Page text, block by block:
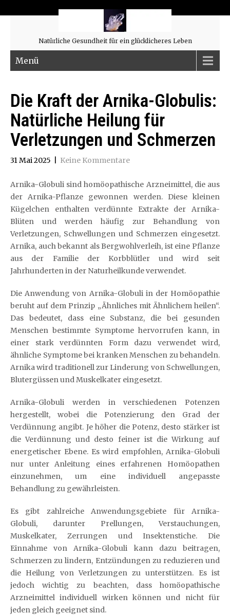
Natürliche Gesundheit für ein glücklicheres Leben
Menü
Die Kraft der Arnika-Globulis:
Natürliche Heilung für
Verletzungen und Schmerzen
31 Mai 2025 Keine Kommentare
Arnika-Globuli sind homöopathische Arzneimittel, die aus
der Arnika-Pflanze gewonnen werden. Diese kleinen
Kügelchen enthalten verdünnte Extrakte der Arnika-
Blüten und werden häufig zur Behandlung von
Verletzungen, Schwellungen und Schmerzen eingesetzt.
Arnika, auch bekannt als Bergwohlverleih, ist eine Pflanze
aus der Familie der Korbblütler und wird seit
Jahrhunderten in der Naturheilkunde verwendet.
Die Anwendung von Arnika-Globuli in der Homöopathie
beruht auf dem Prinzip „Ähnliches mit Ähnlichem heilen“.
Das bedeutet, dass eine Substanz, die bei gesunden
Menschen bestimmte Symptome hervorrufen kann, in
einer stark verdünnten Form dazu verwendet wird,
ähnliche Symptome bei kranken Menschen zu behandeln.
Arnika wird traditionell zur Linderung von Schwellungen,
Blutergüssen und Muskelkater eingesetzt.
Arnika-Globuli werden in verschiedenen Potenzen
hergestellt, wobei die Potenzierung den Grad der
Verdünnung angibt. Je höher die Potenz, desto stärker ist
die Verdünnung und desto feiner ist die Wirkung auf
energetischer Ebene. Es wird empfohlen, Arnika-Globuli
nur unter Anleitung eines erfahrenen Homöopathen
einzunehmen, um eine individuell angepasste
Behandlung zu gewährleisten.
Es gibt zahlreiche Anwendungsgebiete für Arnika-
Globuli, darunter Prellungen, Verstauchungen,
Muskelkater, Zerrungen und Insektenstiche. Die
Einnahme von Arnika-Globuli kann dazu beitragen,
Schmerzen zu lindern, Entzündungen zu reduzieren und
die Heilung von Verletzungen zu unterstützen. Es ist
jedoch wichtig zu beachten, dass homöopathische
Arzneimittel individuell wirken können und nicht für
jeden gleich geeignet sind.